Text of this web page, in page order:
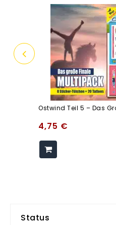
Ostwind Teil 5 – Das
4,75 €
Status